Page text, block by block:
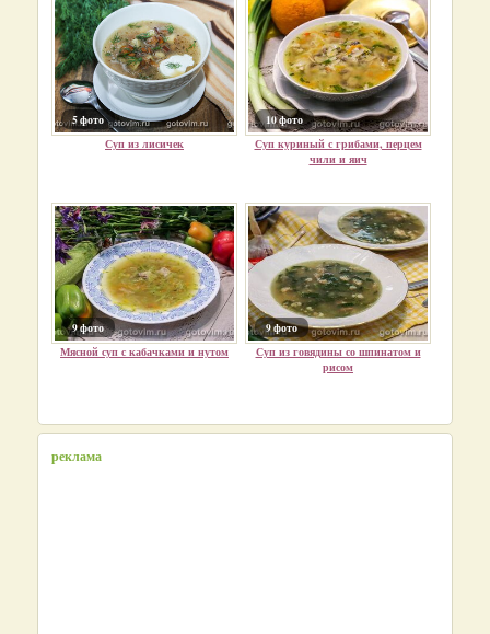
5 фото
Суп из лисичек
10 фото
Суп куриный с грибами, перцем
чили и яич
9 фото
Мясной суп с кабачками и нутом
9 фото
Суп из говядины со шпинатом и
рисом
реклама